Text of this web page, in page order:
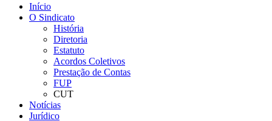
Início
O Sindicato
História
Diretoria
Estatuto
Acordos Coletivos
Prestação de Contas
FUP
CUT
Notícias
Jurídico